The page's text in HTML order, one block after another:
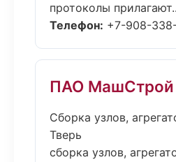
протоколы
Телефон: +7-908-
ПАО МашСтрой
Сборка узлов,
Тверь
сборка узлов,